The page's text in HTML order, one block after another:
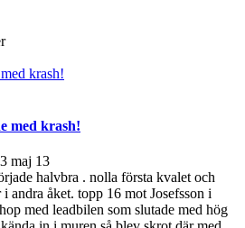
krash!
med krash!
maj 13
halvbra . nolla första kvalet och
andra åket. topp 16 mot Josefsson i
med leadbilen som slutade med hög